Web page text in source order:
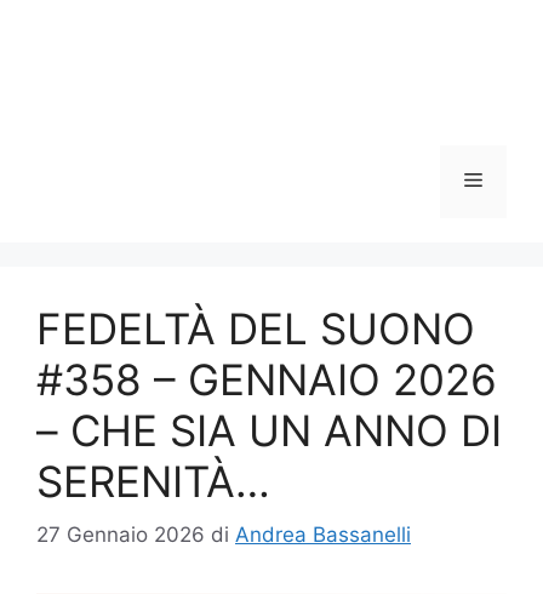
Menu
FEDELTÀ DEL SUONO
#358 – GENNAIO 2026
– CHE SIA UN ANNO DI
SERENITÀ…
27 Gennaio 2026 di Andrea Bassanelli